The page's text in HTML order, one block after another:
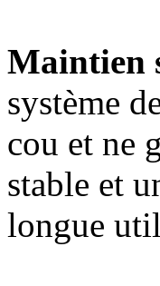
Maintien
système
cou et ne
stable et
longue